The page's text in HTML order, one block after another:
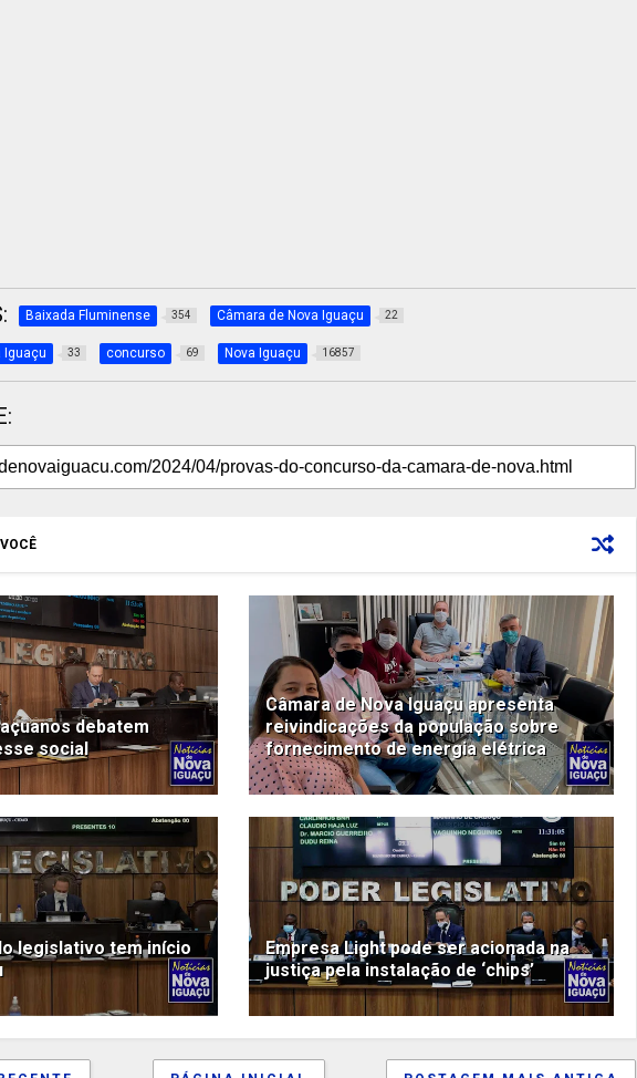
Baixada Fluminense 354 Câmara de Nova Iguaçu 22
Iguaçu 33 concurso 69 Nova Iguaçu 16857
debatem
social
Câmara de Nova Iguaçu apresenta
reivindicações da população sobre
fornecimento de energia elétrica
legislativo tem início
Empresa Light pode ser acionada na
justiça pela instalação de ‘chips’